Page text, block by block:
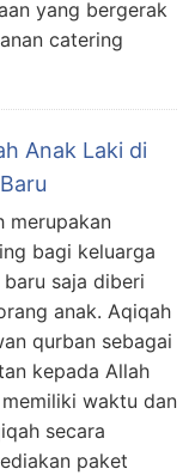
yang bergerak
catering
Anak Laki di
merupakan
bagi keluarga
saja diberi
anak. Aqiqah
qurban sebagai
kepada Allah
waktu dan
secara
paket